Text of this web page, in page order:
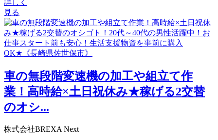
詳しく
見る
車の無段階変速機の加工や組立て作
業！高時給×土日祝休み★稼げる2交替
のオシ...
株式会社BREXA Next